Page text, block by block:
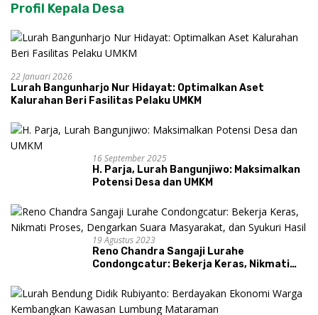
Profil Kepala Desa
22 Januari 2026
Lurah Bangunharjo Nur Hidayat: Optimalkan Aset
Kalurahan Beri Fasilitas Pelaku UMKM
16 September 2025
H. Parja, Lurah Bangunjiwo: Maksimalkan
Potensi Desa dan UMKM
19 Agustus 2023
Reno Chandra Sangaji Lurahe
Condongcatur: Bekerja Keras, Nikmati
dan Syukuri Hasil